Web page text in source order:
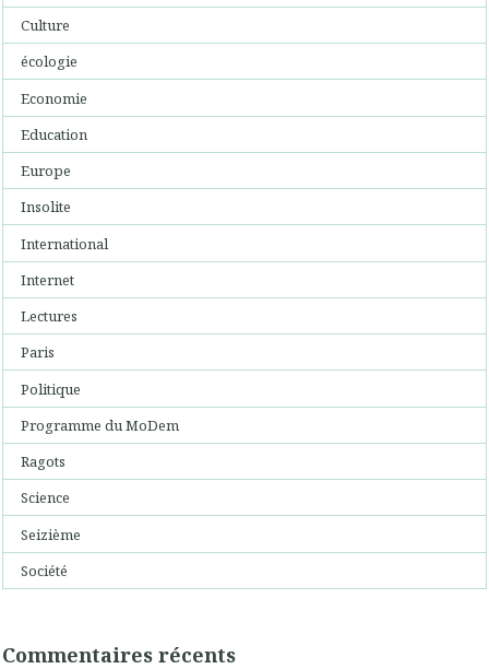
Culture
écologie
Economie
Education
Europe
Insolite
International
Internet
Lectures
Paris
Politique
Programme du MoDem
Ragots
Science
Seizième
Société
Commentaires récents